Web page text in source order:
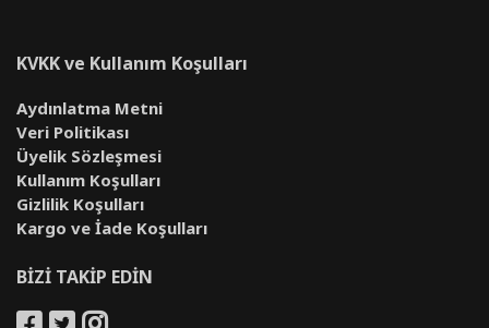
KVKK ve Kullanım Koşulları
Aydınlatma Metni
Veri Politikası
Üyelik Sözleşmesi
Kullanım Koşulları
Gizlilik Koşulları
Kargo ve İade Koşulları
BİZİ TAKİP EDİN